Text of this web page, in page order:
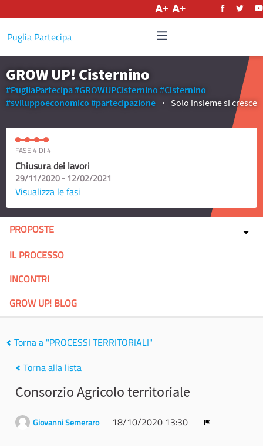
Puglia Partecipa
GROW UP! Cisternino
#PugliaPartecipa#GROWUPCisternino #Cisternino
#sviluppoeconomico #partecipazione Solo insieme si cresce
FASE 4 DI 4
Chiusura dei lavori
29/11/2020 - 12/02/2021
Visualizza le fasi
PROPOSTE
IL PROCESSO
INCONTRI
GROW UP! BLOG
Torna a "PROCESSI TERRITORIALI"
Torna alla lista
Consorzio Agricolo territoriale
Giovanni Semeraro 18/10/2020 13:30